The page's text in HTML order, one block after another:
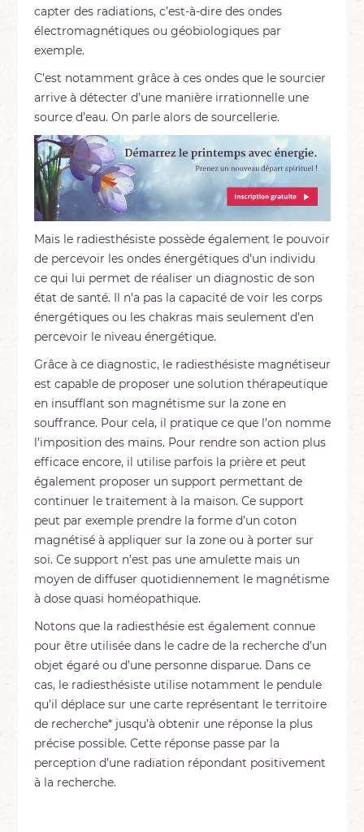
capter des radiations, c’est-à-dire des ondes
électromagnétiques ou géobiologiques par
exemple.
C’est notamment grâce à ces ondes que le sourcier
arrive à détecter d’une manière irrationnelle une
source d’eau. On parle alors de sourcellerie.
Mais le radiesthésiste possède également le pouvoir
de percevoir les ondes énergétiques d’un individu
ce qui lui permet de réaliser un diagnostic de son
état de santé. Il n’a pas la capacité de voir les corps
énergétiques ou les chakras mais seulement d’en
percevoir le niveau énergétique.
Grâce à ce diagnostic, le radiesthésiste magnétiseur
est capable de proposer une solution thérapeutique
en insufflant son magnétisme sur la zone en
souffrance. Pour cela, il pratique ce que l’on nomme
l’imposition des mains. Pour rendre son action plus
efficace encore, il utilise parfois la prière et peut
également proposer un support permettant de
continuer le traitement à la maison. Ce support
peut par exemple prendre la forme d’un coton
magnétisé à appliquer sur la zone ou à porter sur
soi. Ce support n’est pas une amulette mais un
moyen de diffuser quotidiennement le magnétisme
à dose quasi homéopathique.
Notons que la radiesthésie est également connue
pour être utilisée dans le cadre de la recherche d’un
objet égaré ou d’une personne disparue. Dans ce
cas, le radiesthésiste utilise notamment le pendule
qu’il déplace sur une carte représentant le territoire
de recherche* jusqu’à obtenir une réponse la plus
précise possible. Cette réponse passe par la
perception d’une radiation répondant positivement
à la recherche.